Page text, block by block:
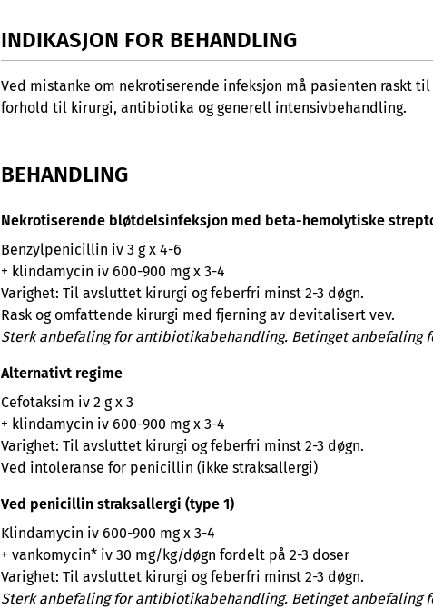
INDIKASJON FOR BEHANDLING
Ved mistanke om nekrotiserende infeksjon må pasienten raskt
forhold til kirurgi, antibiotika og generell intensivbehandling.
BEHANDLING
Nekrotiserende bløtdelsinfeksjon med beta-hemolytiske
Benzylpenicillin iv 3 g x 4-6
+ klindamycin iv 600-900 mg x 3-4
Varighet: Til avsluttet kirurgi og feberfri minst 2-3 døgn.
Rask og omfattende kirurgi med fjerning av devitalisert vev.
Sterk anbefaling for antibiotikabehandling. Betinget anbefaling
Alternativt regime
Cefotaksim iv 2 g x 3
+ klindamycin iv 600-900 mg x 3-4
Varighet: Til avsluttet kirurgi og feberfri minst 2-3 døgn.
Ved intoleranse for penicillin (ikke straksallergi)
Ved penicillin straksallergi (type 1)
Klindamycin iv 600-900 mg x 3-4
+ vankomycin* iv 30 mg/kg/døgn fordelt på 2-3 doser
Varighet: Til avsluttet kirurgi og feberfri minst 2-3 døgn.
Sterk anbefaling for antibiotikabehandling. Betinget anbefaling